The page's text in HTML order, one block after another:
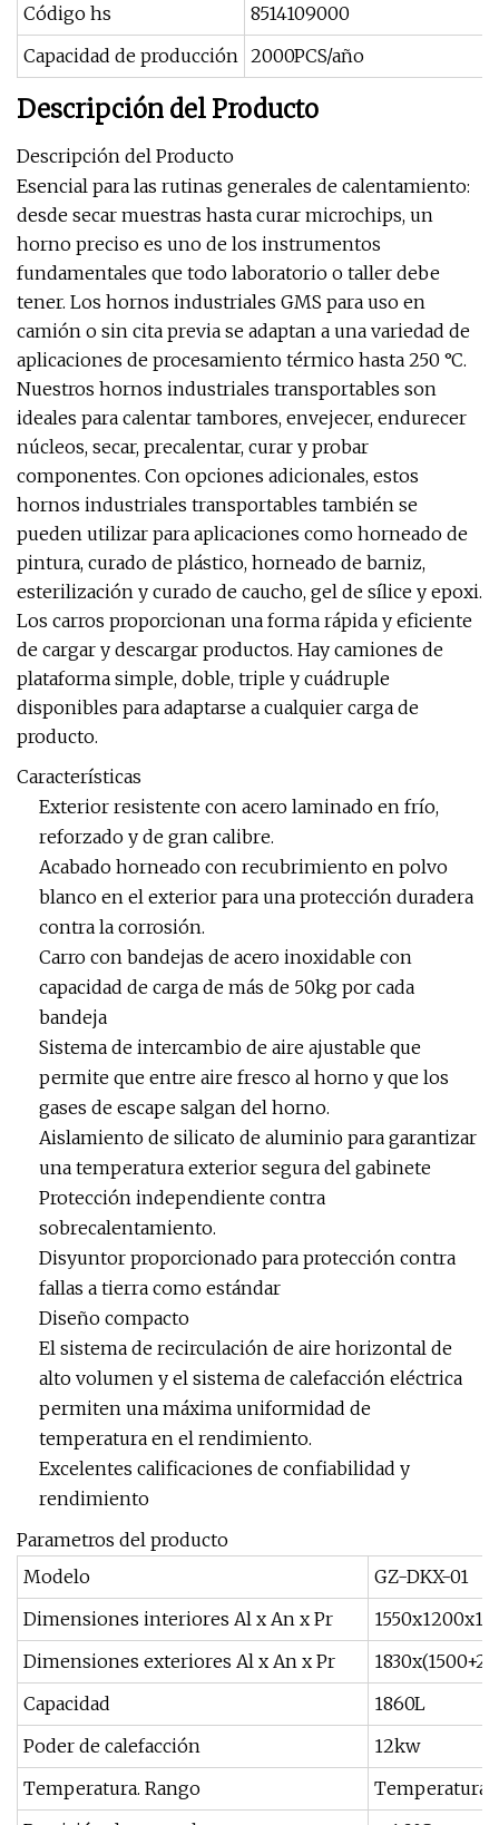
Código hs
8514109000
Capacidad de producción 2000PCS/año
Descripción del Producto
Descripción del Producto
Esencial para las rutinas generales de calentamiento:
desde secar muestras hasta curar microchips, un
horno preciso es uno de los instrumentos
fundamentales que todo laboratorio o taller debe
tener. Los hornos industriales GMS para uso en
camión o sin cita previa se adaptan a una variedad de
aplicaciones de procesamiento térmico hasta 250 °C.
Nuestros hornos industriales transportables son
ideales para calentar tambores, envejecer, endurecer
núcleos, secar, precalentar, curar y probar
componentes. Con opciones adicionales, estos
hornos industriales transportables también se
pueden utilizar para aplicaciones como horneado de
pintura, curado de plástico, horneado de barniz,
esterilización y curado de caucho, gel de sílice y epoxi.
Los carros proporcionan una forma rápida y eficiente
de cargar y descargar productos. Hay camiones de
plataforma simple, doble, triple y cuádruple
disponibles para adaptarse a cualquier carga de
producto.
Características
Exterior resistente con acero laminado en frío,
reforzado y de gran calibre.
Acabado horneado con recubrimiento en polvo
blanco en el exterior para una protección duradera
contra la corrosión.
Carro con bandejas de acero inoxidable con
capacidad de carga de más de 50kg por cada
bandeja
Sistema de intercambio de aire ajustable que
permite que entre aire fresco al horno y que los
gases de escape salgan del horno.
Aislamiento de silicato de aluminio para garantizar
una temperatura exterior segura del gabinete
Protección independiente contra
sobrecalentamiento.
Disyuntor proporcionado para protección contra
fallas a tierra como estándar
Diseño compacto
El sistema de recirculación de aire horizontal de
alto volumen y el sistema de calefacción eléctrica
permiten una máxima uniformidad de
temperatura en el rendimiento.
Excelentes calificaciones de confiabilidad y
rendimiento
Parametros del producto
Modelo
GZ-DKX-01
Dimensiones interiores Al x An x Pr
Dimensiones exteriores Al x An x Pr
Capacidad
1860L
Poder de calefacción
12kw
Temperatura. Rango
Temperatura